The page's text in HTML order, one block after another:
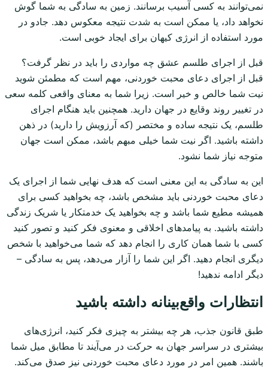
نمی‌توانند به کسی آسیب برسانند. زمین به سادگی به شما گوش
نخواهد داد، یا ممکن است به شدت نتیجه معکوس دهد. جادو در
مورد استفاده از انرژی کیهان برای ایجاد خوبی است.
قبل از اجرای طلسم عشق چه مواردی را باید در نظر گرفت؟
قبل از اجرای دعای محبت خوردنی، مهم است که مطمئن شوید
نیت شما خالص و خیر است. زیرا شما به معنای واقعی کلمه سعی
در تغییر روند وقایع در جهان دارید. همچنین باید هنگام اجرای
طلسم، یک نتیجه ساده و مختصر (که آرزویش را دارید) در ذهن
داشته باشید. اگر نیت شما خیلی مبهم باشد، ممکن است جهان
متوجه نیاز شما نشود.
این به سادگی به این معنی است که هدف نهایی شما از اجرای یک
دعای محبت خوردنی باید مشخص باشد، چه بخواهید کسی برای
همیشه مطیع شما باشد و چه بخواهید یک خدمتکار یا شریک زندگی
داشته باشید. به پیامدهای اخلاقی و معنوی فکر کنید و تصور کنید
کسی با شما همان کاری را انجام دهد که شما می‌خواهید با شخص
دیگری انجام دهید. اگر این شما را آزار می‌دهد، پس به سادگی –
دیگر ادامه ندهید!
انتظارات واقع‌بینانه داشته باشید
طبق قانون جذب، هر چه بیشتر به چیزی فکر کنید، انرژی‌های
بیشتری در سراسر جهان به حرکت در می‌آیند تا مطابق میل شما
باشند. همین امر در مورد دعای محبت خوردنی نیز صدق می‌کند.